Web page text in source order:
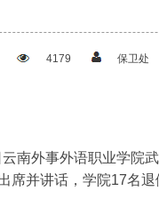
4179 保卫处
外事外语职业学院武
席并讲话，学院17名退